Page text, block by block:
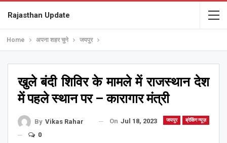
Rajasthan Update
Home अपना शहर चुने जयपुर
खुले बंदी शिविर के मामले में राजस्थान देश
में पहले स्थान पर – कारागार मंत्री
जयपुर ब्रेकिंग न्यूज़
By Vikas Rahar On Jul 18, 2023
0